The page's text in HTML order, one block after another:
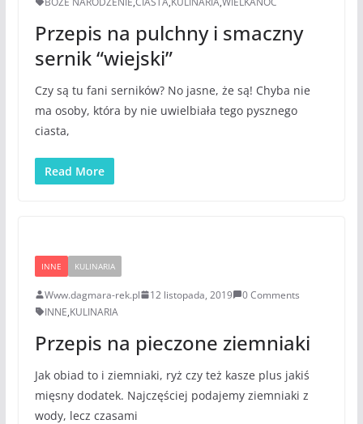
Przepis na pulchny i smaczny
sernik “wiejski”
Czy są tu fani serników? No jasne, że są! Chyba nie
ma osoby, która by nie uwielbiała tego pysznego
ciasta,
Read More
INNE KULINARIA
Www.dagmara-rek.pl 12 listopada, 2019
0 Comments
INNE,KULINARIA
Przepis na pieczone ziemniaki
Jak obiad to i ziemniaki, ryż czy też kasze plus jakiś
mięsny dodatek. Najczęściej podajemy ziemniaki z
wody, lecz czasami